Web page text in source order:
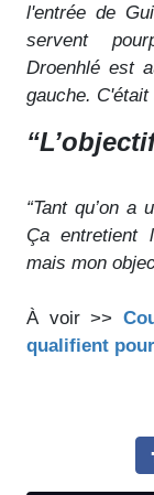
l'entrée de
servent
Droenhlé est
gauche.
“Tant qu’on
Ça entretient
mais mon
À voir >>
qualifient